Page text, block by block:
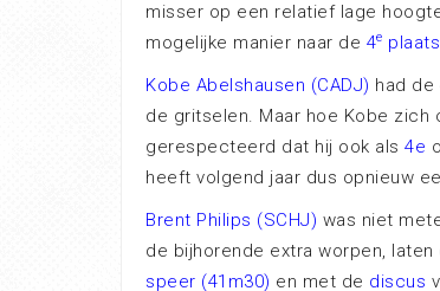
misser op een relatief lage
mogelijke manier naar de 4e plaats
Kobe Abelshausen (CADJ) had de
de gritselen. Maar hoe Kobe
gerespecteerd dat hij ook als 4e
heeft volgend jaar dus opnieuw
Brent Philips (SCHJ) was niet
de bijhorende extra worpen,
speer (41m30) en met de discus